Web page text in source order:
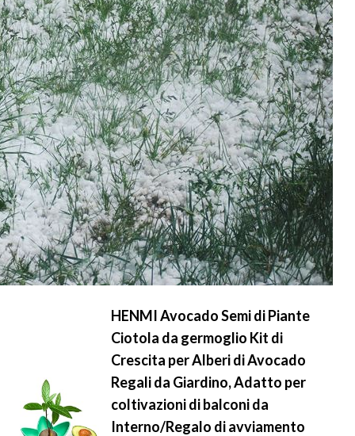
HENMI Avocado Semi di Piante
Ciotola da germoglio Kit di
Crescita per Alberi di Avocado
Regali da Giardino, Adatto per
coltivazioni di balconi da
Interno/Regalo di avviamento